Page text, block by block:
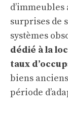
surprises de
systèmes
dédié à la
taux
biens
période